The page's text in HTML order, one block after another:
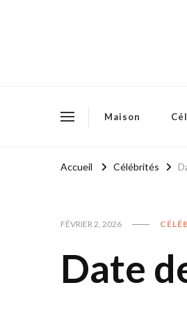
Maison
Accueil Célébrités
FÉVRIER 2, 2026
Date